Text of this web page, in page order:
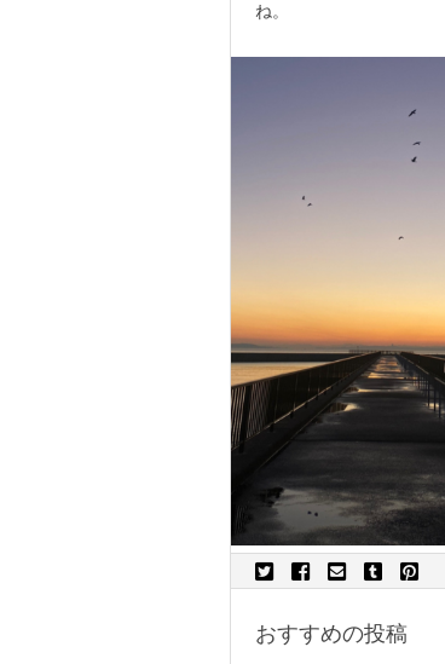
ね。
おすすめの投稿